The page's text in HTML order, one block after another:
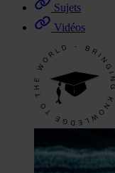
Sujets
Vidéos